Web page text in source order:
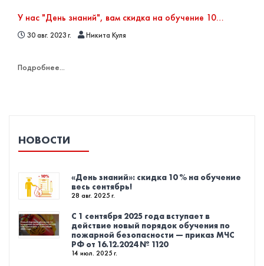
У нас "День знаний", вам скидка на обучение 10% в сентябре
30 авг. 2023 г. Никита Куля
Подробнее...
НОВОСТИ
«День знаний»: скидка 10 % на обучение
весь сентябрь!
28 авг. 2025 г.
С 1 сентября 2025 года вступает в
действие новый порядок обучения по
пожарной безопасности — приказ МЧС
РФ от 16.12.2024 № 1120
14 июл. 2025 г.